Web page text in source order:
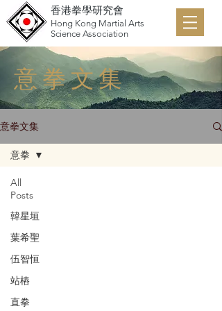
香港拳學研究會
Hong Kong Martial Arts
Science Association
意拳文集
意拳文集
All
Posts
韓星垣
葉希聖
伍智恒
站樁
直拳
意拳